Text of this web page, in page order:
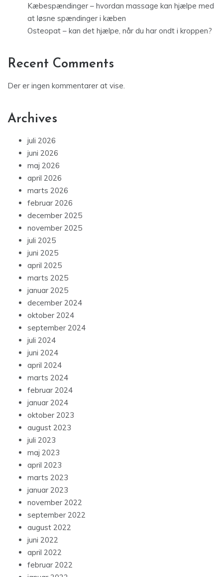
Kæbespændinger – hvordan massage kan hjælpe med
at løsne spændinger i kæben
Osteopat – kan det hjælpe, når du har ondt i kroppen?
Recent Comments
Der er ingen kommentarer at vise.
Archives
juli 2026
juni 2026
maj 2026
april 2026
marts 2026
februar 2026
december 2025
november 2025
juli 2025
juni 2025
april 2025
marts 2025
januar 2025
december 2024
oktober 2024
september 2024
juli 2024
juni 2024
april 2024
marts 2024
februar 2024
januar 2024
oktober 2023
august 2023
juli 2023
maj 2023
april 2023
marts 2023
januar 2023
november 2022
september 2022
august 2022
juni 2022
april 2022
februar 2022